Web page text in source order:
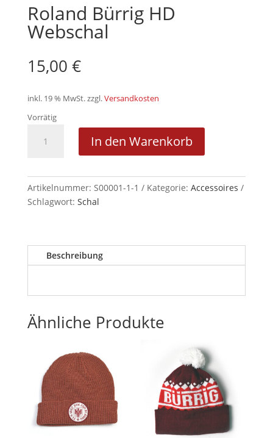
Roland Bürrig HD
Webschal
15,00 €
inkl. 19 % MwSt.zzgl.Versandkosten
Vorrätig
Bürrig
Menge
In den Warenkorb
Artikelnummer: S00001-1-1 Kategorie: Accessoires
Schlagwort: Schal
Beschreibung
Ähnliche Produkte